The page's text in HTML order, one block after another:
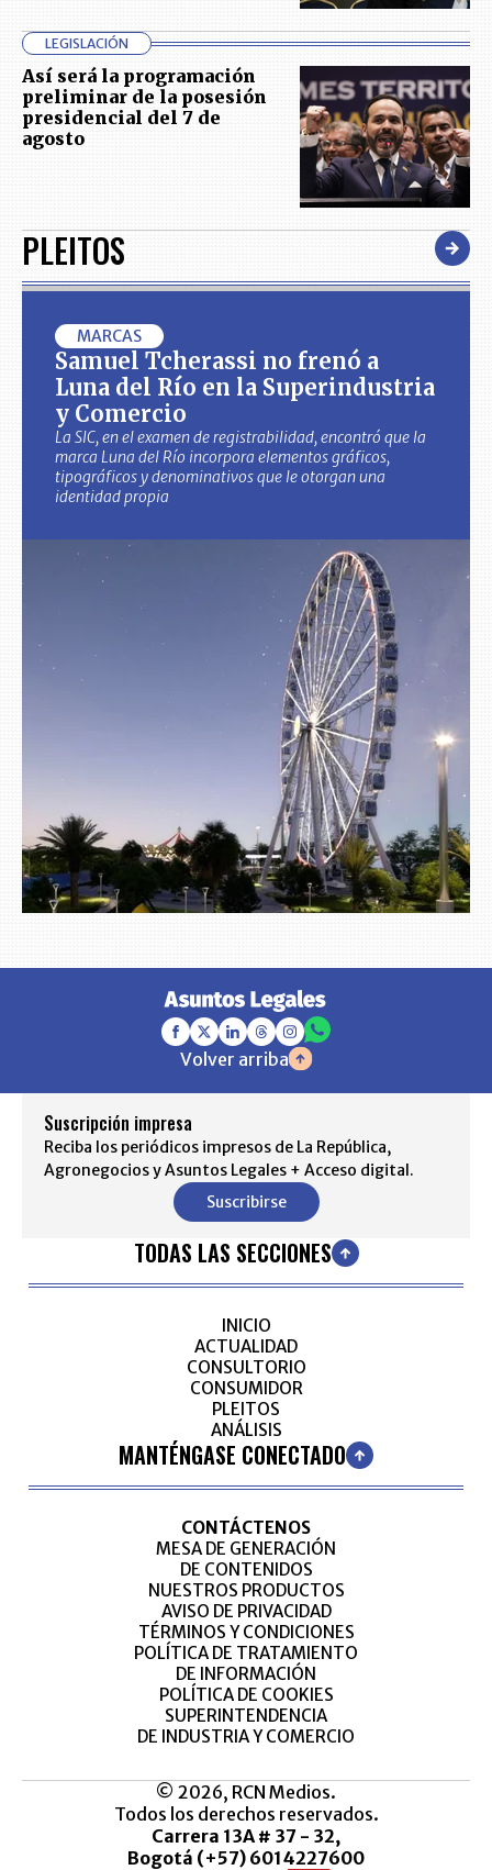
LEGISLACIÓN
Así será la programación
preliminar de la posesión
presidencial del 7 de
agosto
PLEITOS
MARCAS
Samuel Tcherassi no frenó a
Luna del Río en la Superindustria
y Comercio
La SIC, en el examen de registrabilidad, encontró que la
marca Luna del Río incorpora elementos gráficos,
tipográficos y denominativos que le otorgan una
identidad propia
Volver arriba
Suscripción impresa
Reciba los periódicos impresos de La República,
Agronegocios y Asuntos Legales + Acceso digital.
Suscribirse
TODAS LAS SECCIONES
INICIO
ACTUALIDAD
CONSULTORIO
CONSUMIDOR
PLEITOS
ANÁLISIS
MANTÉNGASE CONECTADO
CONTÁCTENOS
MESA DE GENERACIÓN
DE CONTENIDOS
NUESTROS PRODUCTOS
AVISO DE PRIVACIDAD
TÉRMINOS Y CONDICIONES
POLÍTICA DE TRATAMIENTO
DE INFORMACIÓN
POLÍTICA DE COOKIES
SUPERINTENDENCIA
DE INDUSTRIA Y COMERCIO
© 2026, RCN Medios.
Todos los derechos reservados.
Carrera 13A # 37 - 32,
Bogotá (+57) 6014227600